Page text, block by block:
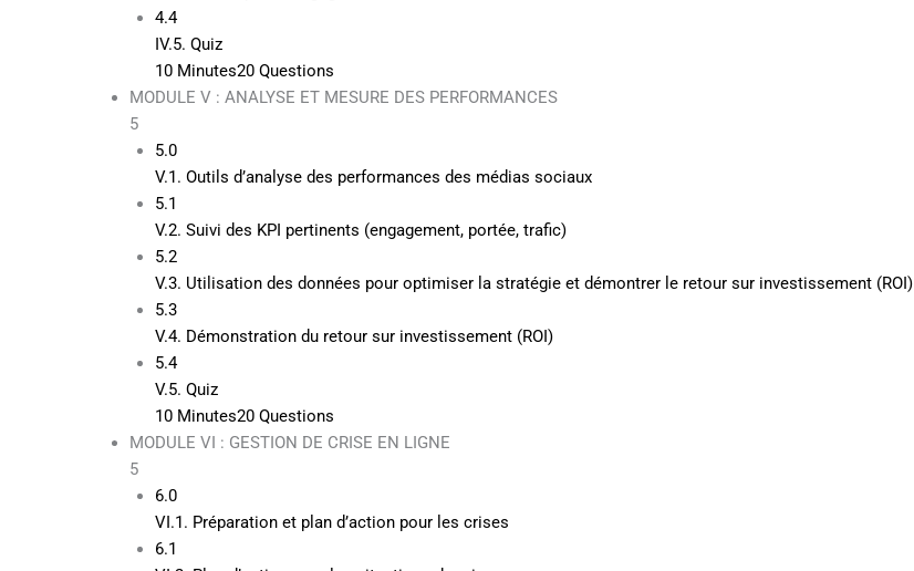
4.4
IV.5. Quiz
10 Minutes20 Questions
MODULE V : ANALYSE ET MESURE DES PERFORMANCES
5
5.0
V.1. Outils d’analyse des performances des médias sociaux
5.1
V.2. Suivi des KPI pertinents (engagement, portée, trafic)
5.2
V.3. Utilisation des données pour optimiser la stratégie et démontrer le retour sur investissement (ROI)
5.3
V.4. Démonstration du retour sur investissement (ROI)
5.4
V.5. Quiz
10 Minutes20 Questions
MODULE VI : GESTION DE CRISE EN LIGNE
5
6.0
VI.1. Préparation et plan d’action pour les crises
6.1